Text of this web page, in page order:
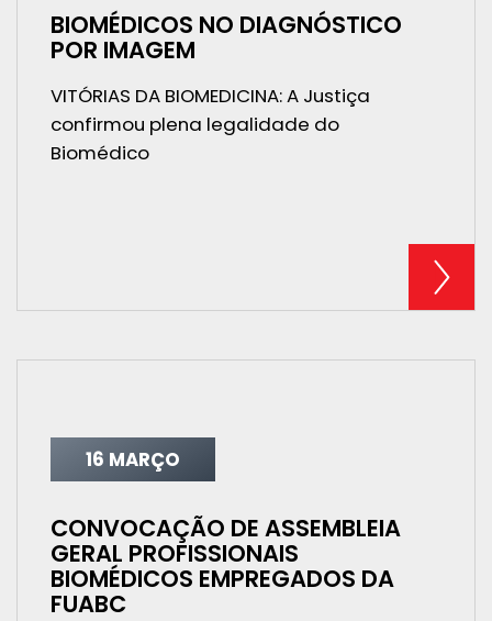
BIOMÉDICOS NO DIAGNÓSTICO
POR IMAGEM
VITÓRIAS DA BIOMEDICINA: A Justiça
confirmou plena legalidade do
Biomédico
16 MARÇO
CONVOCAÇÃO DE ASSEMBLEIA
GERAL PROFISSIONAIS
BIOMÉDICOS EMPREGADOS DA
FUABC